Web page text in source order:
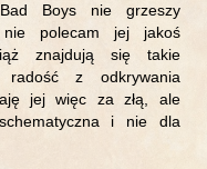
Boys nie grzeszy
polecam jej jakoś
znajdują się takie
radość z odkrywania
jej więc za złą, ale
i nie dla